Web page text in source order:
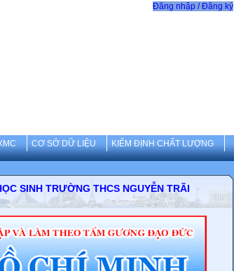
Đăng nhập / Đăng ký
CƠ SỞ DỮ LIỆU
KIỂM ĐỊNH CHẤT LƯỢNG
VÀ HỌC SINH TRƯỜNG THCS NGUYỄN TRÃI